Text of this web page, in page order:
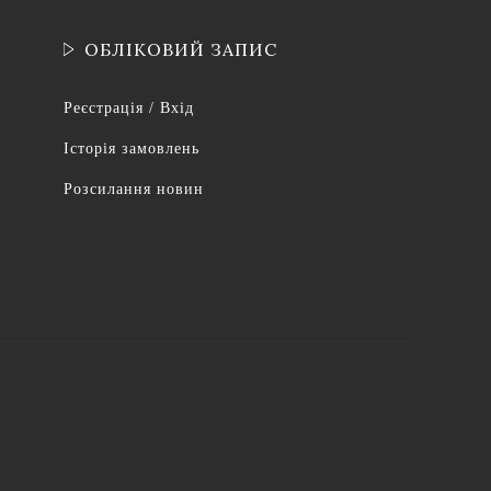
ОБЛІКОВИЙ ЗАПИС
Реєстрація / Вхід
Історія замовлень
Розсилання новин